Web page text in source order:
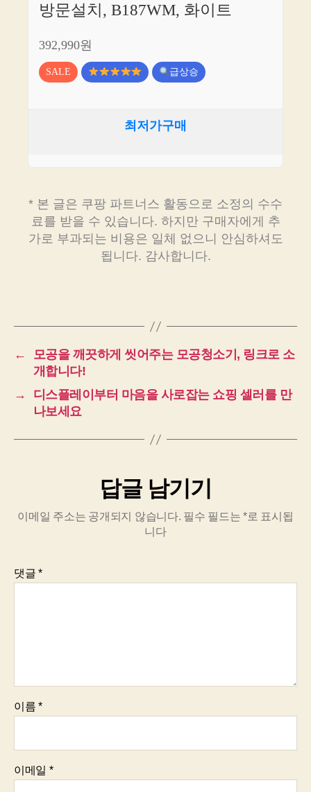
방문설치, B187WM, 화이트
392,990원
SALE 급상승
최저가구매
* 본 글은 쿠팡 파트너스 활동으로 소정의 수수
료를 받을 수 있습니다. 하지만 구매자에게 추
가로 부과되는 비용은 일체 없으니 안심하셔도
됩니다. 감사합니다.
←
모공을 깨끗하게 씻어주는 모공청소기, 링크로 소
개합니다!
→
디스플레이부터 마음을 사로잡는 쇼핑 셀러를 만
나보세요
답글 남기기
이메일 주소는 공개되지 않습니다. 필수 필드는*로 표시됩
니다
댓글*
이름*
이메일 *